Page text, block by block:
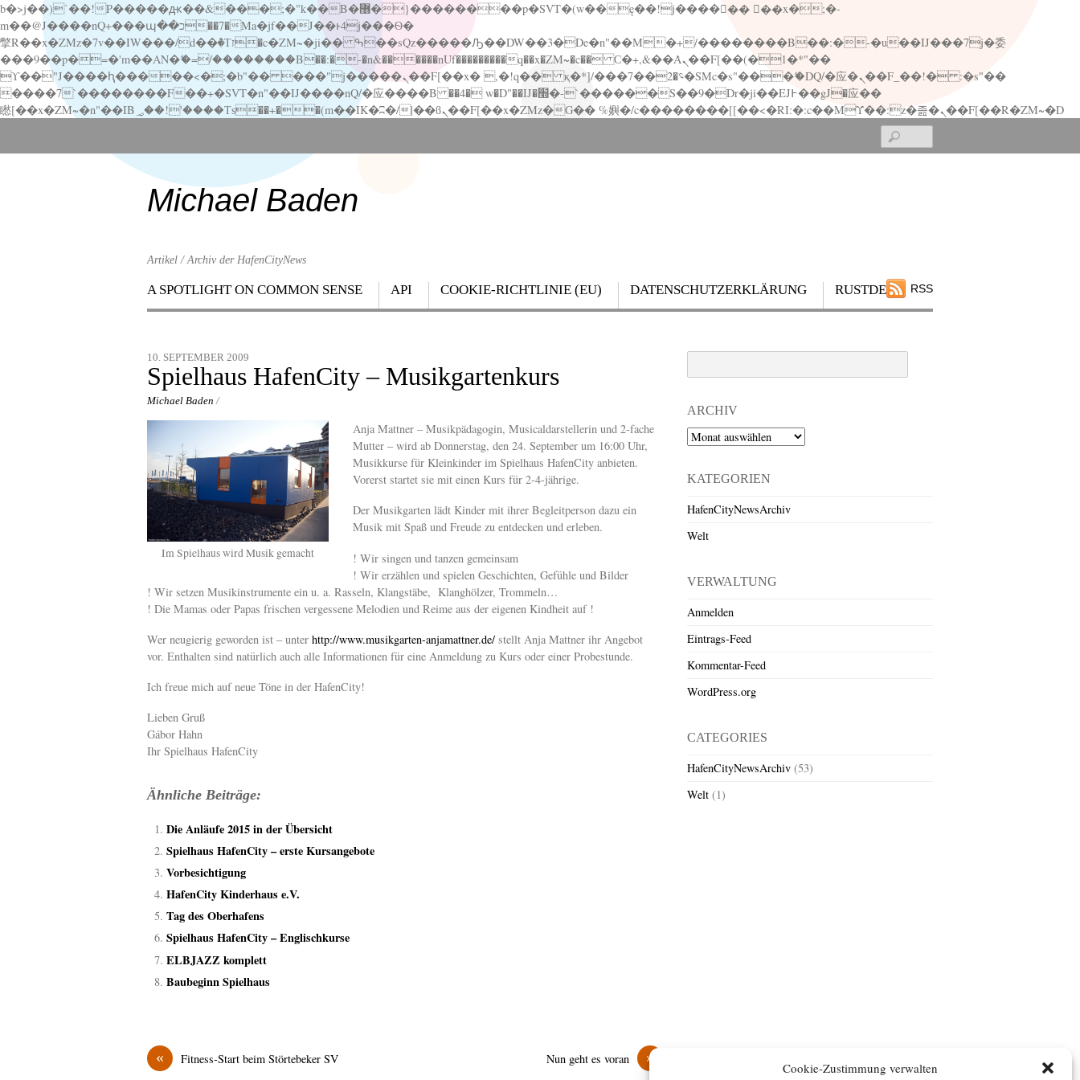
Cookie-Zustimmung verwalten
b�>j��)΄��!P�����ԫ��&���;�"k��B�޶�}��������p�SVT�(w��ę��!j������ ��x�;�-
m��@J����nQ+���պ��כ��7�Ma�jf��J��ͱ4j���Ѳ�
撆R��x�ZMz�7v��IW���/d��ٞ�Тז�c�ZM~�ji�� ߒ��sQz�����Ԡ��DW��3�De�n"��M�+/��������B��:�-�u��IJ���7j�委
���9��p�=�'m��AN�ޭ�=/��������B��:�-�n&������nUf���������q��x�ZM~�c�� Ϲ�+,&��Ὰܢ��F[��(�1�*"��
ϒ��"J����ԧ�����<�;�b"�� ���"j�����ܢ��F[��x� ,�!q�� қ�*]/���؝�2��7�SMc�s"���ޭ�DQ/�应�ܢ��F_��!� :�s"��
����7`��������F��+�SVT�n"��IJ����nQ/�应����B ��4� w�D"��IJ�׭�-`������S��9�Dr�ji��EJ߅��gJ�应��
矁[��x�ZM~�n"��IB؃��!'����Тѕ��+��(m��IK�ʭ�/|��ϐܢ��F[��x�ZMz�G�� %嬩�/c��������[[��<�RI:�:c��MΎ��:z�졾�ܢ��F[��R�ZM~�D
down
Michael Baden
Artikel / Archiv der HafenCityNews
RSS
Menu
A SPOTLIGHT ON COMMON SENSE API COOKIE-RICHTLINIE (EU) DATENSCHUTZERKLÄRUNG RUSTDESK
Scroll
content
10. SEPTEMBER 2009
Spielhaus HafenCity – Musikgartenkurs
Michael Baden /
Im Spielhaus wird Musik gemacht
Anja Mattner – Musikpädagogin, Musicaldarstellerin und 2-fache
Mutter – wird ab Donnerstag, den 24. September um 16:00 Uhr,
Musikkurse für Kleinkinder im Spielhaus HafenCity anbieten.
Vorerst startet sie mit einen Kurs für 2-4-jährige.
Der Musikgarten lädt Kinder mit ihrer Begleitperson dazu ein
Musik mit Spaß und Freude zu entdecken und erleben.
! Wir singen und tanzen gemeinsam
! Wir erzählen und spielen Geschichten, Gefühle und Bilder
! Wir setzen Musikinstrumente ein u. a. Rasseln, Klangstäbe, Klanghölzer, Trommeln…
! Die Mamas oder Papas frischen vergessene Melodien und Reime aus der eigenen Kindheit auf !
Wer neugierig geworden ist – unter http://www.musikgarten-anjamattner.de/ stellt Anja Mattner ihr Angebot
vor. Enthalten sind natürlich auch alle Informationen für eine Anmeldung zu Kurs oder einer Probestunde.
Ich freue mich auf neue Töne in der HafenCity!
Lieben Gruß
Gábor Hahn
Ihr Spielhaus HafenCity
Ähnliche Beiträge:
Die Anläufe 2015 in der Übersicht
Spielhaus HafenCity – erste Kursangebote
Vorbesichtigung
HafenCity Kinderhaus e.V.
Tag des Oberhafens
Spielhaus HafenCity – Englischkurse
ELBJAZZ komplett
Baubeginn Spielhaus
« Fitness-Start beim Störtebeker SV »
Nun geht es voran
ARCHIV
Archiv
KATEGORIEN
HafenCityNewsArchiv
Welt
VERWALTUNG
Anmelden
Eintrags-Feed
Kommentar-Feed
WordPress.org
CATEGORIES
HafenCityNewsArchiv (53)
Welt (1)